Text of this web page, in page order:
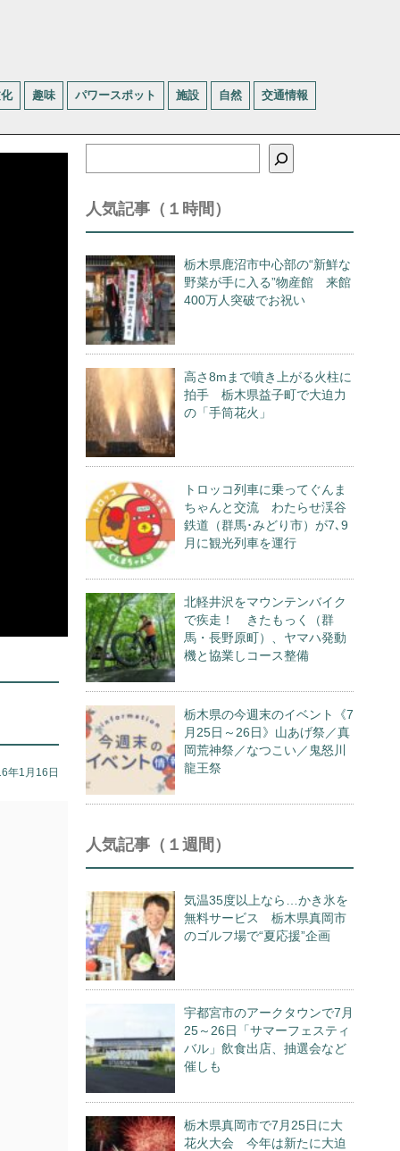
趣味 パワースポット 施設 自然 交通情報
年1月16日
索
人気記事（１時間）
栃木県鹿沼市中心部の“新鮮な
野菜が手に入る”物産館 来館
400万人突破でお祝い
高さ8mまで噴き上がる火柱に
拍手 栃木県益子町で大迫力
の「手筒花火」
トロッコ列車に乗ってぐんま
ちゃんと交流 わたらせ渓谷
鉄道（群馬･みどり市）が7､9
月に観光列車を運行
北軽井沢をマウンテンバイク
で疾走！ きたもっく（群
馬・長野原町）、ヤマハ発動
機と協業しコース整備
栃木県の今週末のイベント《7
月25日～26日》山あげ祭／真
岡荒神祭／なつこい／鬼怒川
龍王祭
人気記事（１週間）
気温35度以上なら…かき氷を
無料サービス 栃木県真岡市
のゴルフ場で“夏応援”企画
宇都宮市のアークタウンで7月
25～26日「サマーフェスティ
バル」飲食出店、抽選会など
催しも
栃木県真岡市で7月25日に大
花火大会 今年は新たに大迫